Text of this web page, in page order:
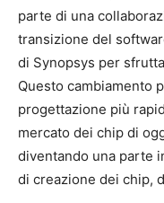
parte di una
transizione del
di Synopsys per
Questo cambiamento
progettazione più
mercato dei chip di
diventando una parte
di creazione dei chip,